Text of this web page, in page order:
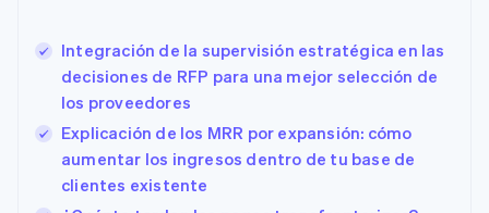
Integración de la supervisión estratégica en las
decisiones de RFP para una mejor selección de
los proveedores
Explicación de los MRR por expansión: cómo
aumentar los ingresos dentro de tu base de
clientes existente
España
EspañolEnglish
Estados Unidos
English Español 简体中文
Estonia
English
Finlandia